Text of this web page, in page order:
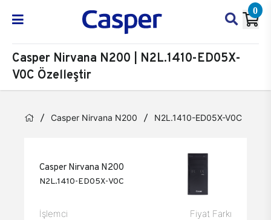
0
Casper Nirvana N200 | N2L.1410-ED05X-
V0C Özelleştir
Casper Nirvana N200 N2L.1410-ED05X-V0C
Casper Nirvana N200
N2L.1410-ED05X-V0C
İşlemci Fiyat Farkı